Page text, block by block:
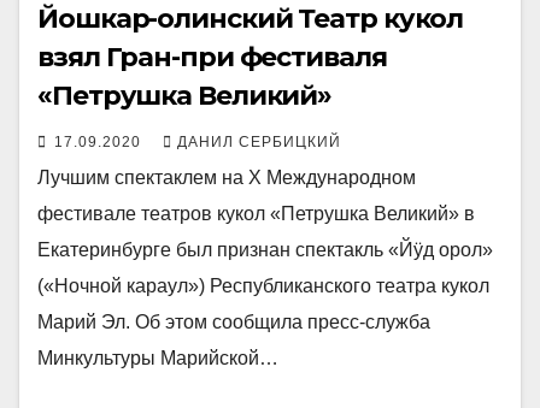
Йошкар-олинский Театр кукол
взял Гран-при фестиваля
«Петрушка Великий»
17.09.2020 ДАНИЛ СЕРБИЦКИЙ
Лучшим спектаклем на X Международном
фестивале театров кукол «Петрушка Великий» в
Екатеринбурге был признан спектакль «Йÿд орол»
(«Ночной караул») Республиканского театра кукол
Марий Эл. Об этом сообщила пресс-служба
Минкультуры Марийской…